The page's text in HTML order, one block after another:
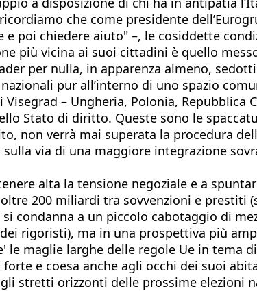
che come presidente
poi chiedere aiuto" –, le cosiddette
più vicina ai suoi cittadini è quello
per nulla, in apparenza almeno,
pur all’interno di uno spazio
– Ungheria, Polonia, Repubblica
Stato di diritto. Queste sono le
non verrà mai superata la procedura
via di una maggiore integrazione
alta la tensione negoziale e a
200 miliardi tra sovvenzioni e prestiti
condanna a un piccolo cabotaggio di
rigoristi), ma in una prospettiva più
maglie larghe delle regole Ue in tema
e coesa anche agli occhi dei suoi
stretti orizzonti delle prossime elezioni